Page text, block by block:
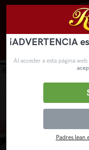
¡ADVERTENCIA
Al acceder a esta página web
Padres lean